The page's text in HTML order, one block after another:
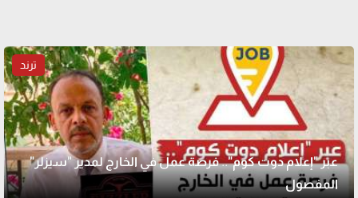
ترند
عبر "إعلام دوت كوم".. فرصة عمل في الخارج لمدير "سيزلر"
المفصول